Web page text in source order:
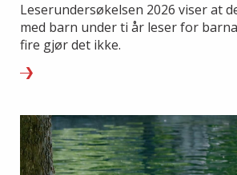
Leserundersøkelsen 2026 viser at
med barn under ti år leser for
fire gjør det ikke.